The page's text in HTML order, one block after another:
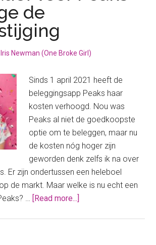
zag
mijn
jaar
eruit?
de
Iris Newman (One Broke Girl)
Sinds 1 april 2021 heeft de
beleggingsapp Peaks haar
kosten verhoogd. Nou was
Peaks al niet de goedkoopste
optie om te beleggen, maar nu
de kosten nóg hoger zijn
geworden denk zelfs ik na over
Er zijn ondertussen een heleboel
de markt. Maar welke is nu echt een
…
[Read more...]